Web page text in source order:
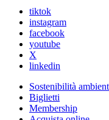
tiktok
instagram
facebook
youtube
X
linkedin
Sostenibilità
Biglietti
Membership